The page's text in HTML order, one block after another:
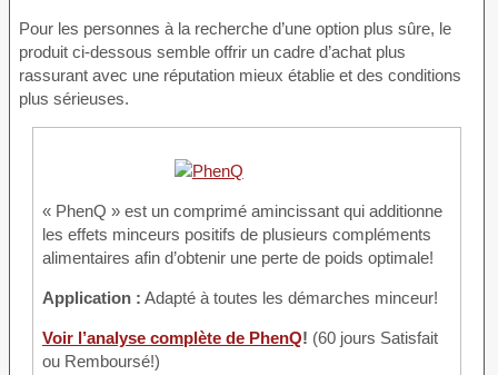
Pour les personnes à la recherche d’une option plus sûre, le
produit ci-dessous semble offrir un cadre d’achat plus
rassurant avec une réputation mieux établie et des conditions
plus sérieuses.
« PhenQ » est un comprimé amincissant qui additionne
les effets minceurs positifs de plusieurs compléments
alimentaires afin d’obtenir une perte de poids optimale!
Application : Adapté à toutes les démarches minceur!
Voir l’analyse complète de PhenQ! (60 jours Satisfait
ou Remboursé!)